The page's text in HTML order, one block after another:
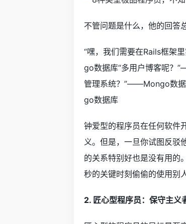
不管问题是什么，他的回答
“嘿，我们需要在Rails框架
go数据库“多用户博客呢？
管理系统？”——Mongo数
go数据库
钟爱型的程序员在任何软件
义。但是，一旦你试图反驳
的关系特别好也是没有用的
秒的关键时刻偷偷的使用别
2. 匠心型程序员：保守主义